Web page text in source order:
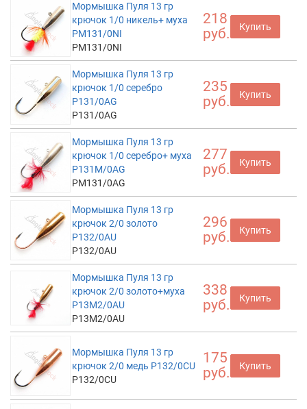
Мормышка Пуля 13 гр
крючок 1/0 никель+ муха
PM131/0NI
PM131/0NI
218
руб.
Купить
Мормышка Пуля 13 гр
крючок 1/0 серебро
P131/0AG
P131/0AG
235
руб.
Купить
Мормышка Пуля 13 гр
крючок 1/0 серебро+ муха
P131M/0AG
PM131/0AG
277
руб.
Купить
Мормышка Пуля 13 гр
крючок 2/0 золото
P132/0AU
P132/0AU
296
руб.
Купить
Мормышка Пуля 13 гр
крючок 2/0 золото+муха
P13M2/0AU
P13M2/0AU
338
руб.
Купить
Мормышка Пуля 13 гр
крючок 2/0 медь P132/0CU
P132/0CU
175
руб.
Купить